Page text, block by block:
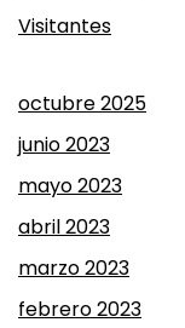
Visitantes
octubre 2025
junio 2023
mayo 2023
abril 2023
marzo 2023
febrero 2023